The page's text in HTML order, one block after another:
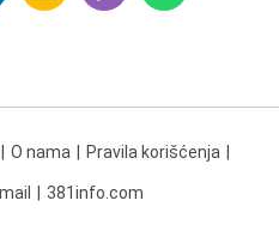
O nama Pravila korišćenja
381info.com